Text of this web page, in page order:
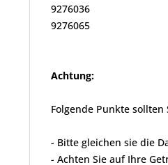
9276036
9276065
Achtung:
Folgende Punkte
- Bitte gleichen sie die
- Achten Sie auf Ihre